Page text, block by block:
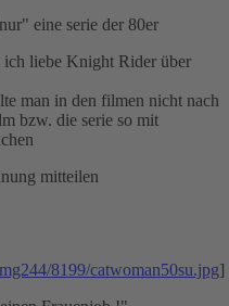
eine serie der 80er
ich liebe Knight Rider über
man in den filmen nicht nach
bzw. die serie so mit
mitteilen
8199/catwoman50su.jpg]